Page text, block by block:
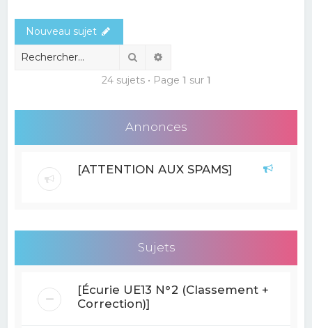
r
Nouveau sujet
Rechercher
24 sujets • Page 1 sur 1
Annonces
[ATTENTION AUX SPAMS]
Sujets
[Écurie UE13 N°2 (Classement +
Correction)]